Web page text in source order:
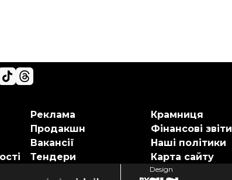
Реклама
Продакшн
Вакансії
Тендери
Крамниця
Фінансові звіти
Наші політики
Карта сайту
Design